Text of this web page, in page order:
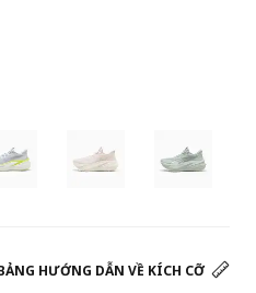
HƯỚNG DẪN VỀ KÍCH CỠ